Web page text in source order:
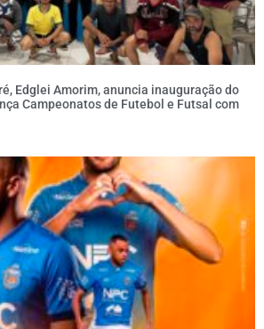
Edglei Amorim, anuncia inauguração do
Campeonatos de Futebol e Futsal com